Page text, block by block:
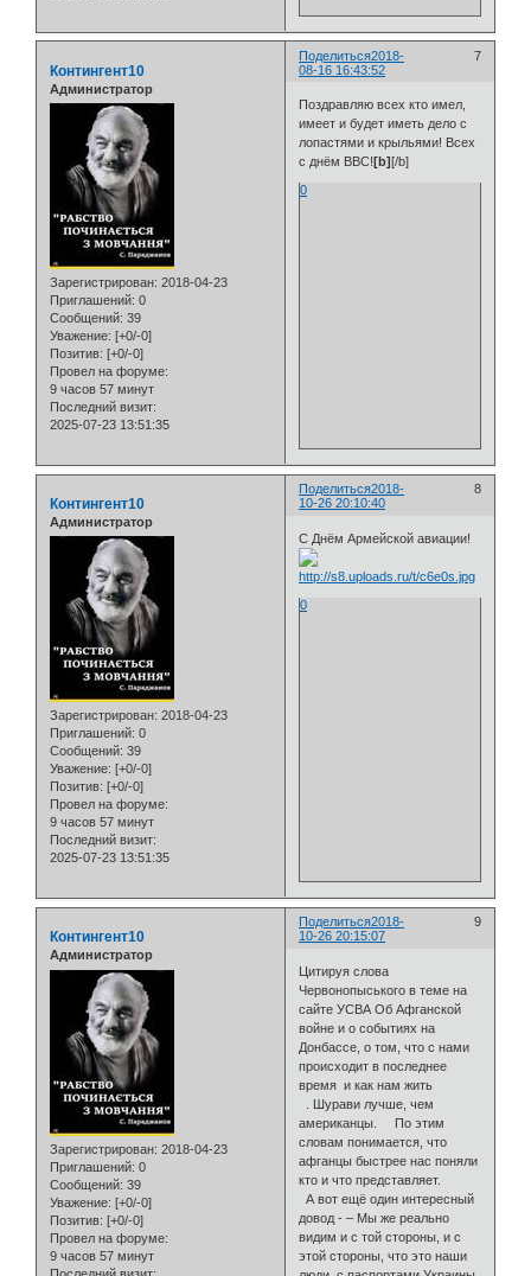
Поделиться 7
2018-
08-16 16:43:52
Контингент10
Администратор
Зарегистрирован: 2018-04-23
Приглашений: 0
Сообщений: 39
Уважение: [+0/-0]
Позитив: [+0/-0]
Провел на форуме:
9 часов 57 минут
Последний визит:
2025-07-23 13:51:35
Поздравляю всех кто имел,
имеет и будет иметь дело с
лопастями и крыльями! Всех
с днём ВВС! [b] [/b]
0
Поделиться 8
2018-
10-26 20:10:40
Контингент10
Администратор
Зарегистрирован: 2018-04-23
Приглашений: 0
Сообщений: 39
Уважение: [+0/-0]
Позитив: [+0/-0]
Провел на форуме:
9 часов 57 минут
Последний визит:
2025-07-23 13:51:35
С Днём Армейской авиации!
0
Поделиться 9
2018-
10-26 20:15:07
Контингент10
Администратор
Зарегистрирован: 2018-04-23
Приглашений: 0
Сообщений: 39
Уважение: [+0/-0]
Позитив: [+0/-0]
Провел на форуме:
9 часов 57 минут
Цитируя слова
Червонопыського в теме на
сайте УСВА Об Афганской
войне и о событиях на
Донбассе, о том, что с нами
происходит в последнее
время и как нам жить
. Шурави лучше, чем
американцы. По этим
словам понимается, что
афганцы быстрее нас поняли
кто и что представляет.
А вот ещё один интересный
довод - – Мы же реально
видим и с той стороны, и с
этой стороны, что это наши